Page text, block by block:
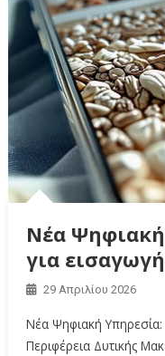
Νέα
για
29 Απριλίου 2026
Νέα Ψηφιακή
Περιφέρεια Δυτικής